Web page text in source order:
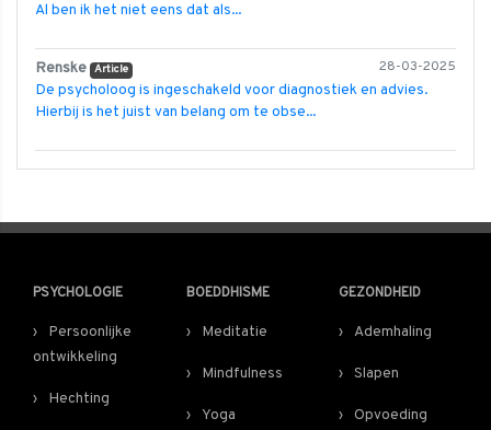
Al ben ik het niet eens dat als...
28-03-2025
Renske Article
De psycholoog is ingeschakeld voor diagnostiek en advies.
Hierbij is het juist van belang om te obse...
PSYCHOLOGIE
Persoonlijke
ontwikkeling
Hechting
BOEDDHISME
Meditatie
Mindfulness
Yoga
GEZONDHEID
Ademhaling
Slapen
Opvoeding